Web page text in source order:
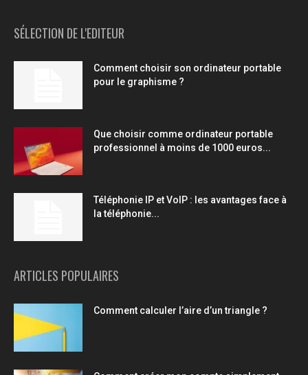
SÉLECTION DE L'EDITEUR
Comment choisir son ordinateur portable
pour le graphisme ?
Que choisir comme ordinateur portable
professionnel à moins de 1000 euros...
Téléphonie IP et VoIP : les avantages face à
la téléphonie...
ARTICLES POPULAIRES
Comment calculer l’aire d’un triangle ?